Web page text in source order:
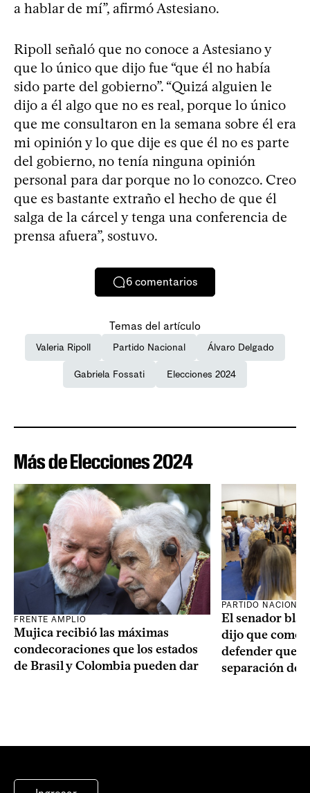
a hablar de mí”, afirmó Astesiano.
Ripoll señaló que no conoce a Astesiano y
que lo único que dijo fue “que él no había
sido parte del gobierno”. “Quizá alguien le
dijo a él algo que no es real, porque lo único
que me consultaron en la semana sobre él era
mi opinión y lo que dije es que él no es parte
del gobierno, no tenía ninguna opinión
personal para dar porque no lo conozco. Creo
que es bastante extraño el hecho de que él
salga de la cárcel y tenga una conferencia de
prensa afuera”, sostuvo.
6 comentarios
Temas del artículo
Valeria Ripoll Partido Nacional Álvaro Delgado
Gabriela Fossati Elecciones 2024
Más de Elecciones 2024
FRENTE AMPLIO
Mujica recibió las máximas
condecoraciones que los estados
de Brasil y Colombia pueden dar
PARTIDO NACIONAL
El senador
dijo que como
defender que
separación de